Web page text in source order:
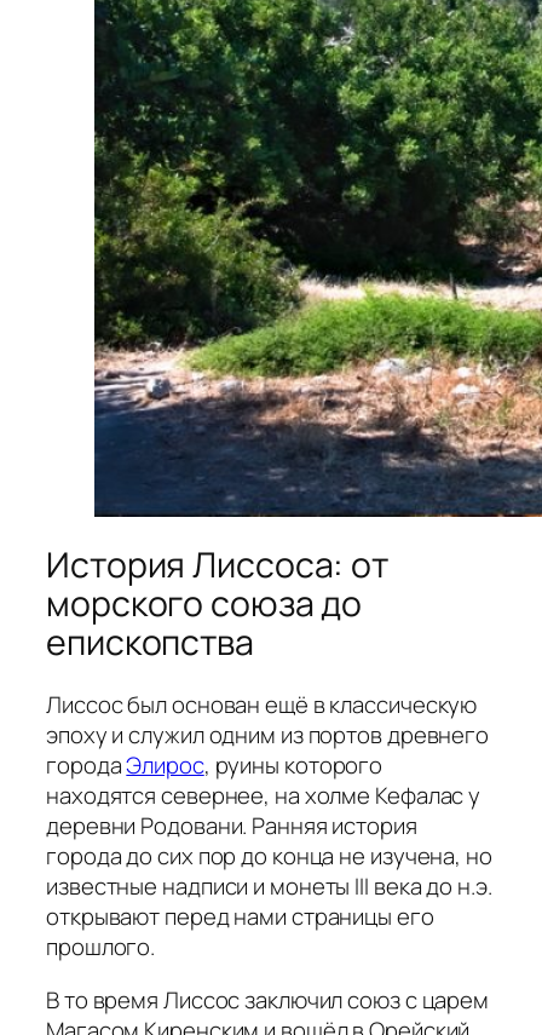
История Лиссоса: от
морского союза до
епископства
Лиссос был основан ещё в классическую
эпоху и служил одним из портов древнего
городаЭлирос, руины которого
находятся севернее, на холме Кефалас у
деревни Родовани. Ранняя история
города до сих пор до конца не изучена, но
известные надписи и монеты III века до н.э.
открывают перед нами страницы его
прошлого.
В то время Лиссос заключил союз с царем